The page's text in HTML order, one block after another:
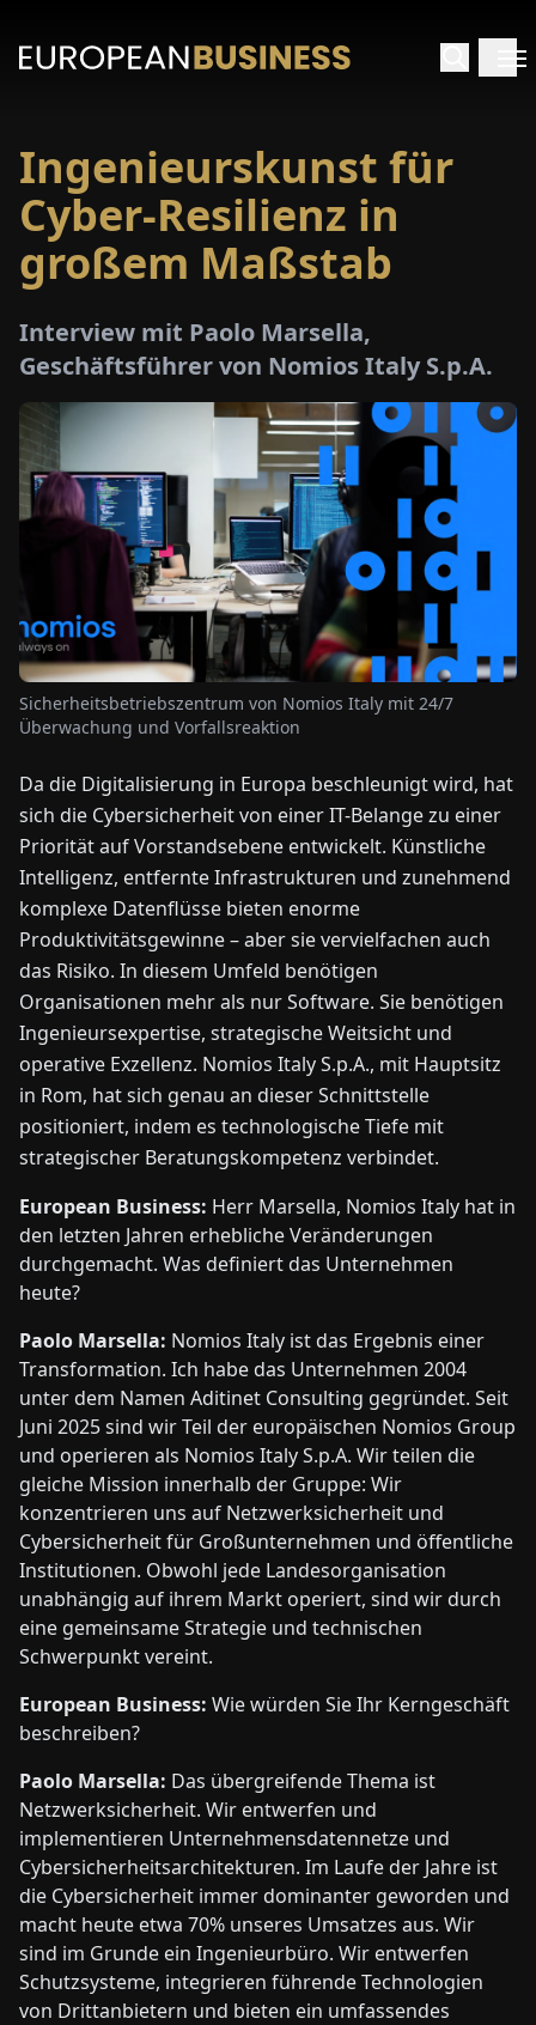
PAPER
ÜBER
UNS
KONTAKT
ZU
UNS
Ingenieurskunst für
Cyber-Resilienz in
großem Maßstab
Interview mit Paolo Marsella,
Geschäftsführer von Nomios Italy S.p.A.
Sicherheitsbetriebszentrum von Nomios Italy mit 24/7
Überwachung und Vorfallsreaktion
Da die Digitalisierung in Europa beschleunigt wird, hat
sich die Cybersicherheit von einer IT-Belange zu einer
Priorität auf Vorstandsebene entwickelt. Künstliche
Intelligenz, entfernte Infrastrukturen und zunehmend
komplexe Datenflüsse bieten enorme
Produktivitätsgewinne – aber sie vervielfachen auch
das Risiko. In diesem Umfeld benötigen
Organisationen mehr als nur Software. Sie benötigen
Ingenieursexpertise, strategische Weitsicht und
operative Exzellenz. Nomios Italy S.p.A., mit Hauptsitz
in Rom, hat sich genau an dieser Schnittstelle
positioniert, indem es technologische Tiefe mit
strategischer Beratungskompetenz verbindet.
European Business: Herr Marsella, Nomios Italy hat in
den letzten Jahren erhebliche Veränderungen
durchgemacht. Was definiert das Unternehmen
heute?
Paolo Marsella: Nomios Italy ist das Ergebnis einer
Transformation. Ich habe das Unternehmen 2004
unter dem Namen Aditinet Consulting gegründet. Seit
Juni 2025 sind wir Teil der europäischen Nomios Group
und operieren als Nomios Italy S.p.A. Wir teilen die
gleiche Mission innerhalb der Gruppe: Wir
konzentrieren uns auf Netzwerksicherheit und
Cybersicherheit für Großunternehmen und öffentliche
Institutionen. Obwohl jede Landesorganisation
unabhängig auf ihrem Markt operiert, sind wir durch
eine gemeinsame Strategie und technischen
Schwerpunkt vereint.
European Business: Wie würden Sie Ihr Kerngeschäft
beschreiben?
Paolo Marsella: Das übergreifende Thema ist
Netzwerksicherheit. Wir entwerfen und
implementieren Unternehmensdatennetze und
Cybersicherheitsarchitekturen. Im Laufe der Jahre ist
die Cybersicherheit immer dominanter geworden und
macht heute etwa 70% unseres Umsatzes aus. Wir
sind im Grunde ein Ingenieurbüro. Wir entwerfen
Schutzsysteme, integrieren führende Technologien
von Drittanbietern und bieten ein umfassendes